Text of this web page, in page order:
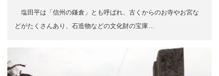
塩田平は「信州の鎌倉」とも呼ばれ、古くからのお寺やお宮な
どがたくさんあり、石造物などの文化財の宝庫…